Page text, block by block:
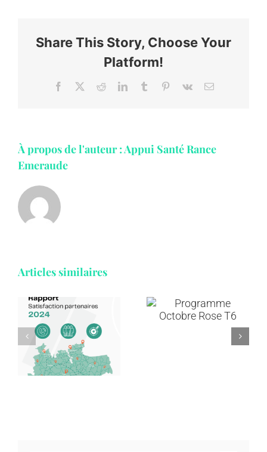
Share This Story, Choose Your
Platform!
Facebook RedditLinkedInTumblr Pinterest
Vk Email
À propos de l'auteur :Appui Santé Rance
Emeraude
Articles similaires
Programme
Octobre
Rose T6
Annuaire et
ressources